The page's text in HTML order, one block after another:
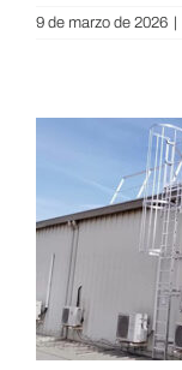
9 de marzo de 2026